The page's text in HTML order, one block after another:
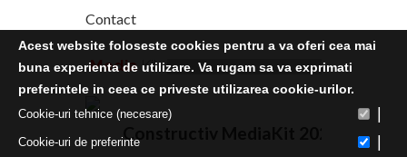
Contact
Media Kit
Constructiv MediaKit 2020
Acest website foloseste cookies pentru a va oferi cea mai
buna experienta de utilizare. Va rugam sa va exprimati
preferintele in ceea ce priveste utilizarea cookie-urilor.
Cookie-uri tehnice (necesare)
Cookie-uri de preferinte